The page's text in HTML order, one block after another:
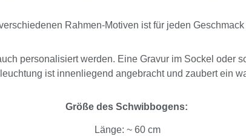
Rahmen-Motiven ist für jeden
personalisiert werden. Eine Gravur im Sockel oder
ist innenliegend angebracht und zaubert ein
Größe des Schwibbogens:
Länge: ~ 60 cm